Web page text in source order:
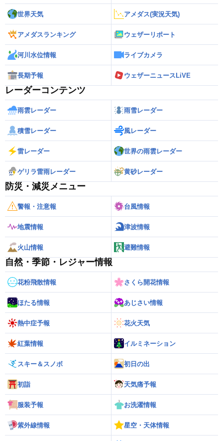
世界天気 アメダス(実況天気)
アメダスランキング ウェザーリポート
河川水位情報 ライブカメラ
長期予報 ウェザーニュースLiVE
レーダーコンテンツ
雨雲レーダー 雨雪レーダー
積雪レーダー 風レーダー
雷レーダー 世界の雨雲レーダー
ゲリラ雷雨レーダー 黄砂レーダー
防災・減災メニュー
警報・注意報 台風情報
地震情報 津波情報
火山情報 避難情報
自然・季節・レジャー情報
花粉飛散情報 さくら開花情報
ほたる情報 あじさい情報
熱中症予報 花火天気
紅葉情報 イルミネーション
スキー＆スノボ 初日の出
初詣 天気痛予報
服装予報 お洗濯情報
紫外線情報 星空・天体情報